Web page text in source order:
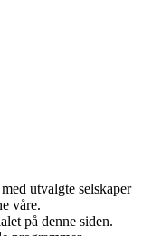
utvalgte selskaper
våre.
på denne siden.